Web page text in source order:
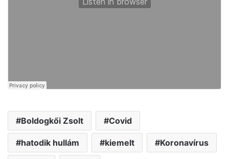
Boldogkői Zsolt Covid
hatodik hullám kiemelt Koronavírus